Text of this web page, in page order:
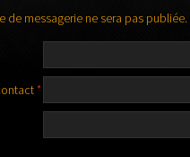
de messagerie ne sera pas publiée.
*